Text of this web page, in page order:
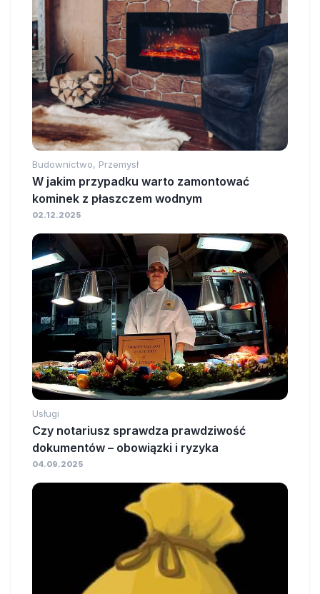
Budownictwo, Przemysł
W jakim przypadku warto zamontować
kominek z płaszczem wodnym
02.12.2025
Usługi
Czy notariusz sprawdza prawdziwość
dokumentów – obowiązki i ryzyka
04.09.2025